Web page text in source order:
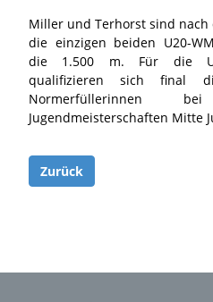
Miller und Terhorst sind
die einzigen beiden U20-
die 1.500 m. Für die
qualifizieren sich final
Normerfüllerinnen
Jugendmeisterschaften Mitte
Zurück